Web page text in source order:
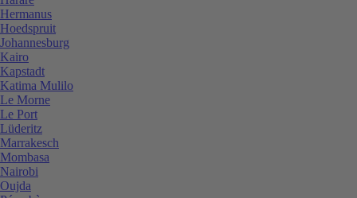
Hermanus
Hoedspruit
Johannesburg
Kairo
Kapstadt
Katima Mulilo
Le Morne
Le Port
Lüderitz
Marrakesch
Mombasa
Nairobi
Oujda